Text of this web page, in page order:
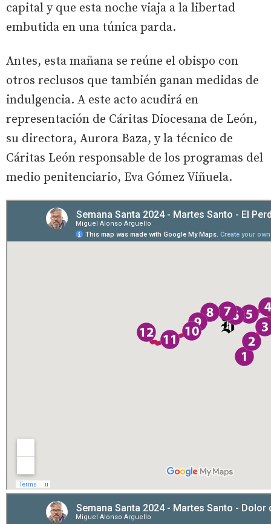
capital y que esta noche viaja a la libertad
embutida en una túnica parda.
Antes, esta mañana se reúne el obispo con
otros reclusos que también ganan medidas de
indulgencia. A este acto acudirá en
representación de Cáritas Diocesana de León,
su directora, Aurora Baza, y la técnico de
Cáritas León responsable de los programas del
medio penitenciario, Eva Gómez Viñuela.